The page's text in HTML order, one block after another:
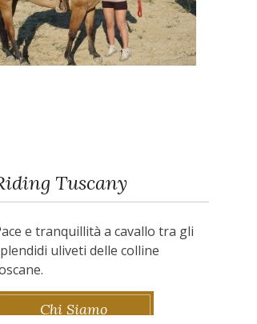
Tuscany
e tranquillità a cavallo tra gli
uliveti delle colline
Chi Siamo